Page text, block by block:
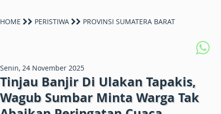
HOME PERISTIWA PROVINSI SUMATERA BARAT
Senin, 24 November 2025
Tinjau Banjir Di Ulakan Tapakis,
Wagub Sumbar Minta Warga Tak